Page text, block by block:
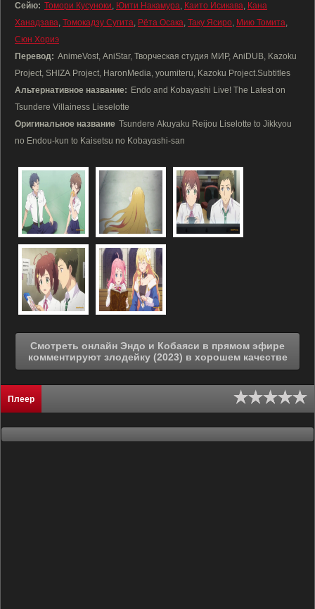
Сейю: Томори Кусуноки, Юити Накамура, Каито Исикава, Кана
Ханадзава, Томокадзу Сугита, Рёта Осака, Таку Ясиро, Мию Томита,
Сюн Хориэ
Перевод: AnimeVost, AniStar, Творческая студия МИР, AniDUB, Kazoku
Project, SHIZA Project, HaronMedia, youmiteru, Kazoku Project.Subtitles
Альтернативное название: Endo and Kobayashi Live! The Latest on
Tsundere Villainess Lieselotte
Оригинальное название Tsundere Akuyaku Reijou Liselotte to Jikkyou
no Endou-kun to Kaisetsu no Kobayashi-san
Смотреть онлайн Эндо и Кобаяси в прямом эфире
комментируют злодейку (2023) в хорошем качестве
Плеер